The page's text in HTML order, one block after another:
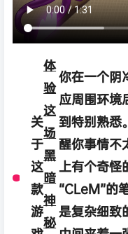
关
于
这
款
游
体
验
这
场
黑
暗
神
秘
你在一个阴
应周围环境
到特别熟悉
醒你事情不
上有个奇怪
“CLeM”的
是复杂细致